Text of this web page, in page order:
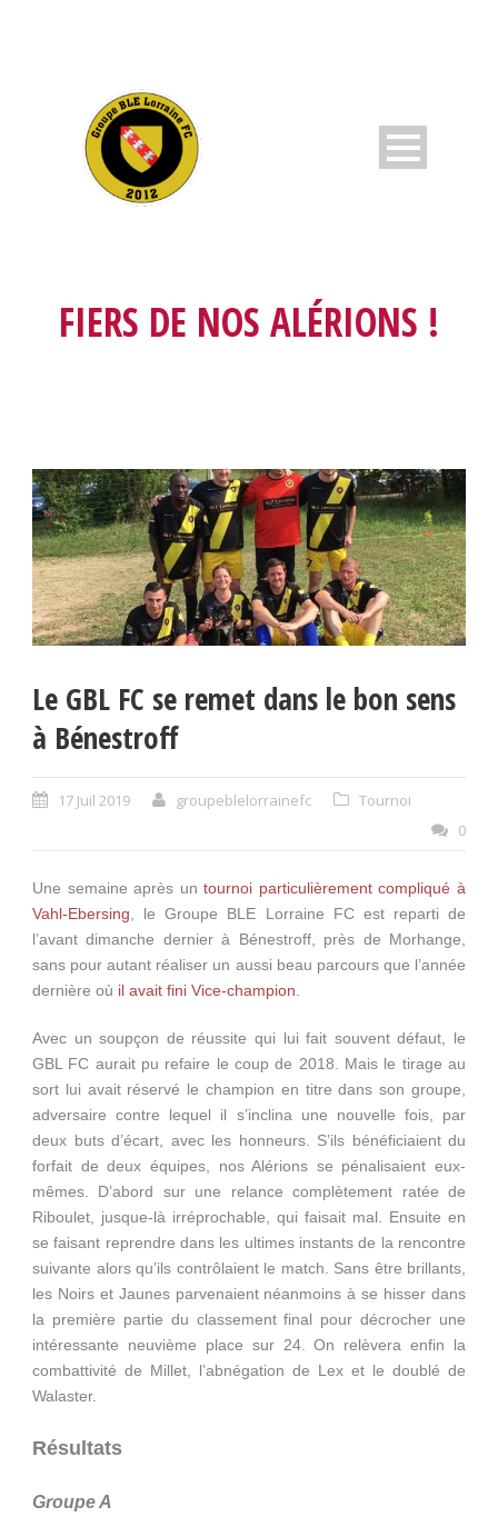
FIERS DE NOS ALÉRIONS !
Le GBL FC se remet dans le bon sens
à Bénestroff
17 Juil 2019 groupeblelorrainefc
Tournoi
0
Une semaine après untournoi particulièrement compliqué à
Vahl-Ebersing , le Groupe BLE Lorraine FC est reparti de
l’avant dimanche dernier à Bénestroff, près de Morhange,
sans pour autant réaliser un aussi beau parcours que l’année
dernière où il avait fini Vice-champion
Avec un soupçon de réussite qui lui fait souvent défaut, le
GBL FC aurait pu refaire le coup de 2018. Mais le tirage au
sort lui avait réservé le champion en titre dans son groupe,
adversaire contre lequel il s’inclina une nouvelle fois, par
deux buts d’écart, avec les honneurs. S’ils bénéficiaient du
forfait de deux équipes, nos Alérions se pénalisaient eux-
mêmes. D’abord sur une relance complètement ratée de
Riboulet, jusque-là irréprochable, qui faisait mal. Ensuite en
se faisant reprendre dans les ultimes instants de la rencontre
suivante alors qu’ils contrôlaient le match. Sans être brillants,
les Noirs et Jaunes parvenaient néanmoins à se hisser dans
la première partie du classement final pour décrocher une
intéressante neuvième place sur 24. On relèvera enfin la
combattivité de Millet, l’abnégation de Lex et le doublé de
Walaster.
Résultats
Groupe A